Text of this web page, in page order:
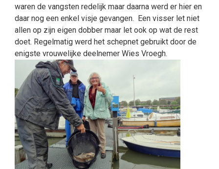
waren de vangsten redelijk maar daarna werd er hier en
daar nog een enkel visje gevangen. Een visser let niet
allen op zijn eigen dobber maar let ook op wat de rest
doet. Regelmatig werd het schepnet gebruikt door de
enigste vrouwelijke deelnemer Wies Vroegh.